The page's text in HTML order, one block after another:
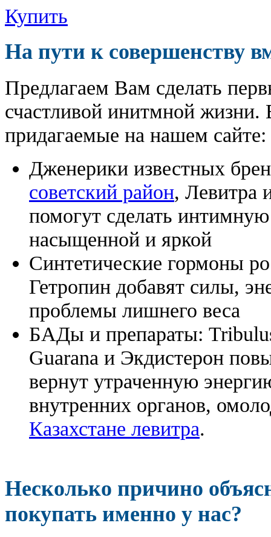
Купить
На пути к совершенству
Предлагаем Вам сделать
счастливой инитмной жизни.
придагаемые на нашем сайте:
Дженерики известных
советский район, Левитра
помогут сделать
насыщенной и яркой
Синтетические гормоны
Гетропин добавят силы,
проблемы лишнего веса
БАДы и препараты:
Guarana и Экдистерон
вернут утраченную
внутренних органов,
Казахстане левитра.
Несколько причино
покупать именно у нас?